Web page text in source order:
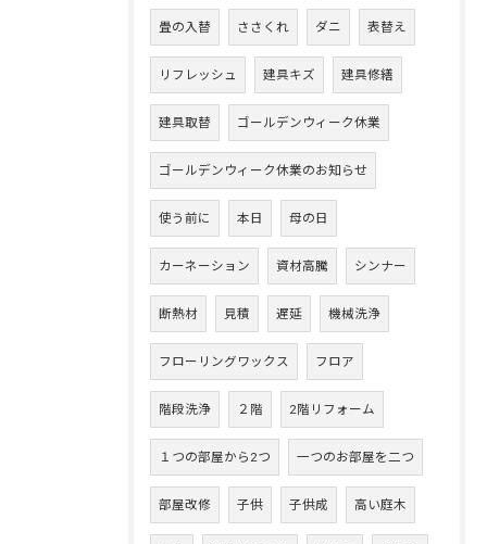
畳の入替 ささくれ ダニ 表替え
リフレッシュ 建具キズ 建具修繕
建具取替 ゴールデンウィーク休業
ゴールデンウィーク休業のお知らせ
使う前に 本日 母の日
カーネーション 資材高騰 シンナー
断熱材 見積 遅延 機械洗浄
フローリングワックス フロア
階段洗浄 ２階 2階リフォーム
１つの部屋から2つ 一つのお部屋を二つ
部屋改修 子供 子供成 高い庭木